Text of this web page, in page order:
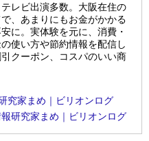
レビ出演多数。大阪在住の
、あまりにもお金がかかる
に。実体験を元に、消費・
使い方や節約情報を配信し
クーポン、コスパのいい商
究家まめ｜ビリオンログ
研究家まめ｜ビリオンログ